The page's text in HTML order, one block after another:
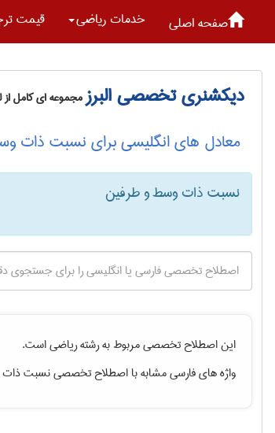
صفحه اصلی خدمات رياضی قیمت
دیکشنری تخصصی البرزمجموعه ای کامل
معادل های انگلیسی برای نسبت ذات
نسبت ذات وسط و طرفین
این اصطلاح تخصصی مربوط به رشتهرياضیاست.
واژه های فارسی مشابه با اصطلاح تخصصینسبت